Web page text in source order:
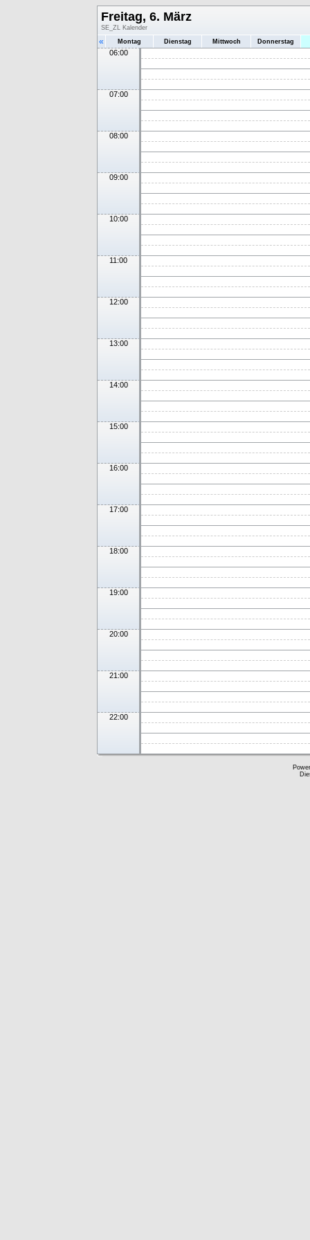
Freitag, 6. März
SE_ZL Kalender
« Montag Dienstag Mittwoch Donnerstag
06:00
07:00
08:00
09:00
10:00
11:00
12:00
13:00
14:00
15:00
16:00
17:00
18:00
19:00
20:00
21:00
22:00